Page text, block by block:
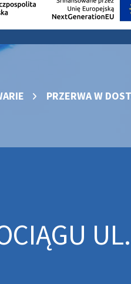
PRZERWA W
UL.